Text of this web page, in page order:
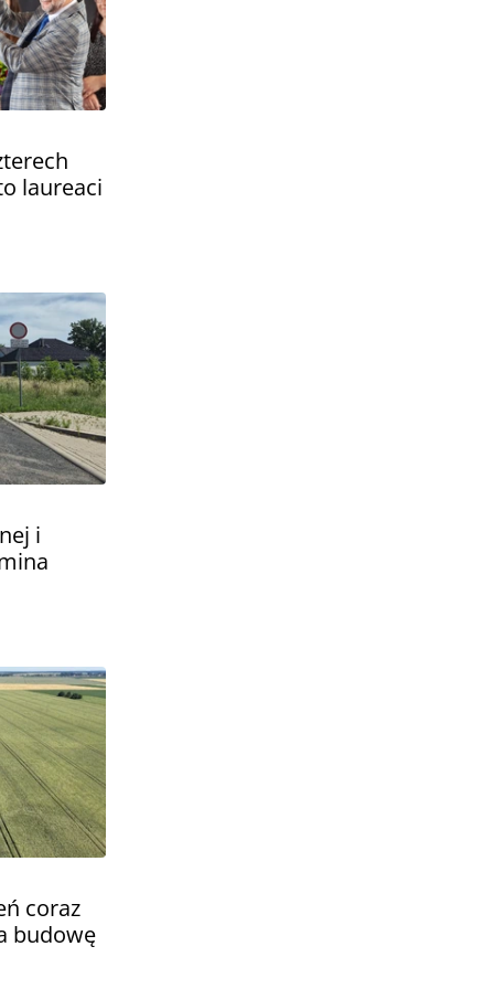
laureaci
i
coraz
budowę